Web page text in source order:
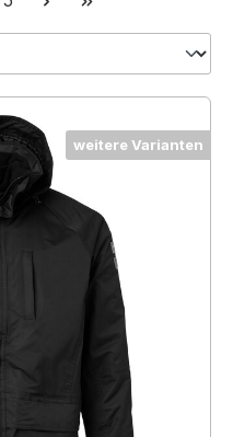
weitere Varianten